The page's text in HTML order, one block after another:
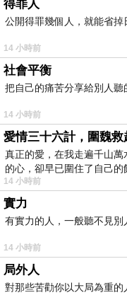
得罪人
公開得罪幾個人，就能省掉
14 小時前
社會平衡
把自己的痛苦分享給別人聽
14 小時前
愛情三十六計，圍魏救
真正的愛，在我走遍千山
的心，卻早已圍住了自己
14 小時前
實力
有實力的人，一般聽不見別
14 小時前
局外人
對那些苦勸你以大局為重的